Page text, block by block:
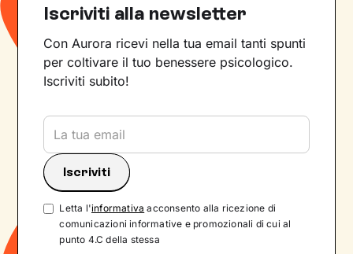
Iscriviti alla newsletter
Con Aurora ricevi nella tua email tanti spunti
per coltivare il tuo benessere psicologico.
Iscriviti subito!
Letta l'informativa acconsento alla ricezione di
comunicazioni informative e promozionali di cui al
punto 4.C della stessa